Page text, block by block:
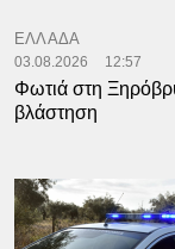
ΕΛΛΑΔΑ
03.08.2026 12:57
Φωτιά στη
βλάστηση